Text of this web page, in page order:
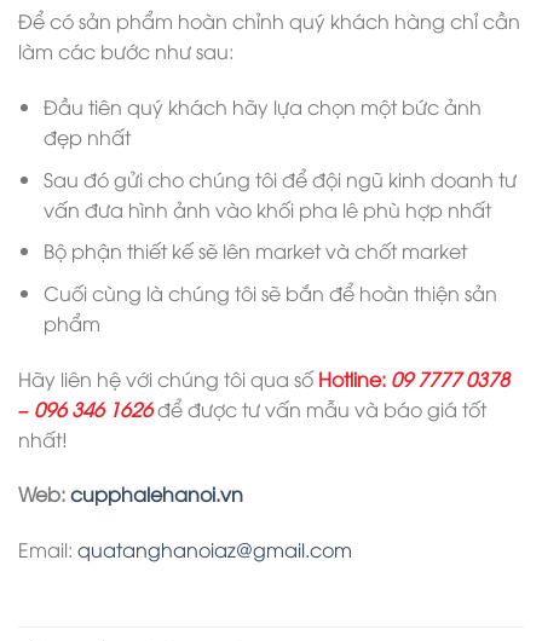
Để có sản phẩm hoàn chỉnh quý khách hàng chỉ cần
làm các bước như sau:
Đầu tiên quý khách hãy lựa chọn một bức ảnh
đẹp nhất
Sau đó gửi cho chúng tôi để đội ngũ kinh doanh tư
vấn đưa hình ảnh vào khối pha lê phù hợp nhất
Bộ phận thiết kế sẽ lên market và chốt market
Cuối cùng là chúng tôi sẽ bắn để hoàn thiện sản
phẩm
Hãy liên hệ với chúng tôi qua sốHotline: 09 7777 0378
– 096 346 1626để được tư vấn mẫu và báo giá tốt
nhất!
Web:cupphalehanoi.vn
Email: quatanghanoiaz@gmail.com